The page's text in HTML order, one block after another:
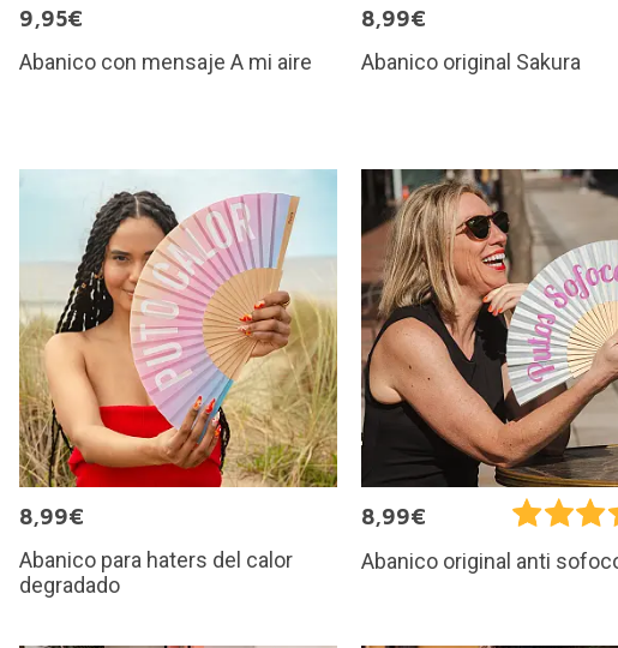
9,95€
Abanico con mensaje A mi aire
8,99€
Abanico original Sakura
8,99€
Abanico para haters del calor
degradado
8,99€
Abanico original anti